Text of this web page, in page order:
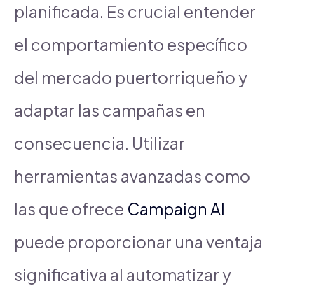
planificada. Es crucial entender
el comportamiento específico
del mercado puertorriqueño y
adaptar las campañas en
consecuencia. Utilizar
herramientas avanzadas como
las que ofrece Campaign AI
puede proporcionar una ventaja
significativa al automatizar y